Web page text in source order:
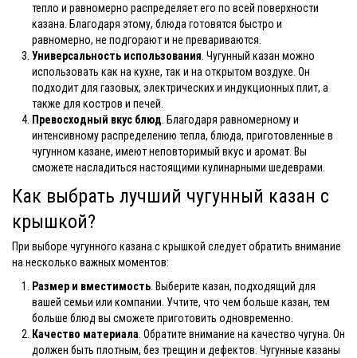
тепло и равномерно распределяет его по всей поверхности
казана. Благодаря этому, блюда готовятся быстро и
равномерно, не подгорают и не превариваются.
Универсальность использования. Чугунный казан можно
использовать как на кухне, так и на открытом воздухе. Он
подходит для газовых, электрических и индукционных плит, а
также для костров и печей.
Превосходный вкус блюд. Благодаря равномерному и
интенсивному распределению тепла, блюда, приготовленные в
чугунном казане, имеют неповторимый вкус и аромат. Вы
сможете насладиться настоящими кулинарными шедеврами.
Как выбрать лучший чугунный казан с
крышкой?
При выборе чугунного казана с крышкой следует обратить внимание
на несколько важных моментов:
Размер и вместимость. Выберите казан, подходящий для
вашей семьи или компании. Учтите, что чем больше казан, тем
больше блюд вы сможете приготовить одновременно.
Качество материала. Обратите внимание на качество чугуна. Он
должен быть плотным, без трещин и дефектов. Чугунные казаны